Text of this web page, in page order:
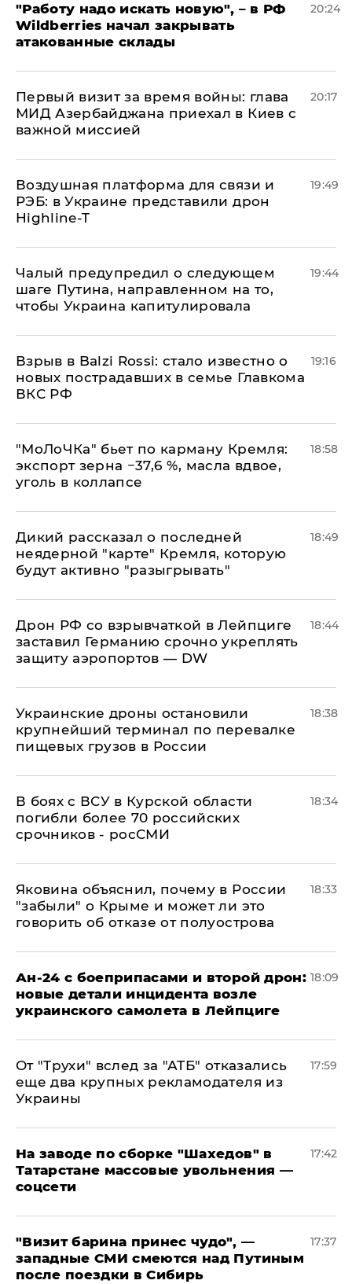
"Работу надо искать новую", – в РФ
Wildberries начал закрывать
атакованные склады
20:24
Первый визит за время войны: глава
МИД Азербайджана приехал в Киев с
важной миссией
20:17
Воздушная платформа для связи и
РЭБ: в Украине представили дрон
Highline-T
19:49
Чалый предупредил о следующем
шаге Путина, направленном на то,
чтобы Украина капитулировала
19:44
Взрыв в Balzi Rossi: стало известно о
новых пострадавших в семье Главкома
ВКС РФ
19:16
​"МоЛоЧКа" бьет по карману Кремля:
экспорт зерна −37,6 %, масла вдвое,
уголь в коллапсе
18:58
Дикий рассказал о последней
неядерной "карте" Кремля, которую
будут активно "разыгрывать"
18:49
​Дрон РФ со взрывчаткой в Лейпциге
заставил Германию срочно укреплять
защиту аэропортов — DW
18:44
Украинские дроны остановили
крупнейший терминал по перевалке
пищевых грузов в России
18:38
В боях с ВСУ в Курской области
погибли более 70 российских
срочников - росСМИ
18:34
Яковина объяснил, почему в России
"забыли" о Крыме и может ли это
говорить об отказе от полуострова
18:33
Ан-24 с боеприпасами и второй дрон:
новые детали инцидента возле
украинского самолета в Лейпциге
18:09
От "Трухи" вслед за "АТБ" отказались
еще два крупных рекламодателя из
Украины
17:59
На заводе по сборке "Шахедов" в
Татарстане массовые увольнения —
соцсети
17:42
"Визит барина принес чудо", —
западные СМИ смеются над Путиным
после поездки в Сибирь
17:37